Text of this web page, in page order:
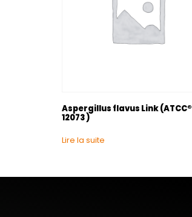
Aspergillus flavus Link (ATCC®
12073 )
Lire la suite